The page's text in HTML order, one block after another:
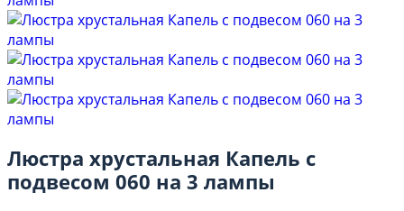
Люстра хрустальная Капель с
подвесом 060 на 3 лампы